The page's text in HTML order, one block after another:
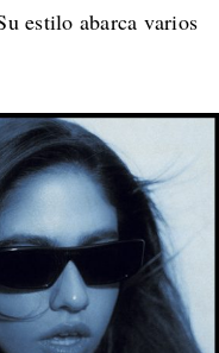
estilo abarca varios